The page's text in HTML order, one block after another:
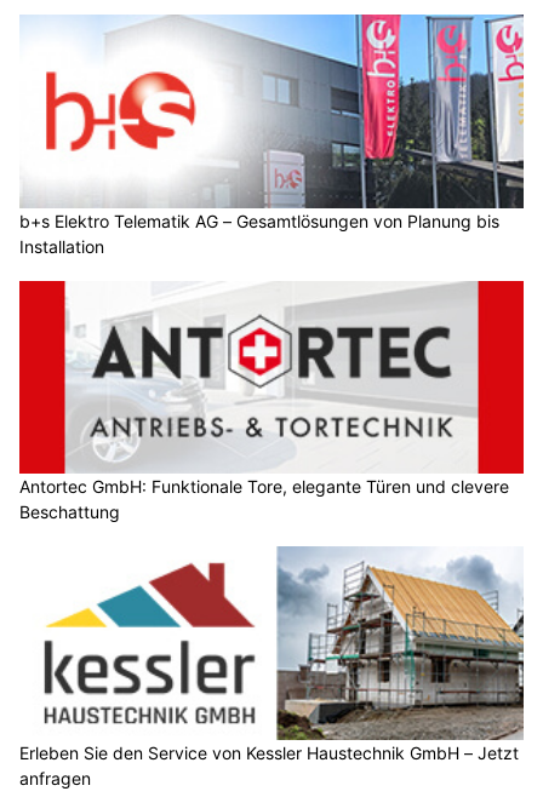
b+s Elektro Telematik AG – Gesamtlösungen von Planung bis
Installation
Antortec GmbH: Funktionale Tore, elegante Türen und clevere
Beschattung
Erleben Sie den Service von Kessler Haustechnik GmbH – Jetzt
anfragen